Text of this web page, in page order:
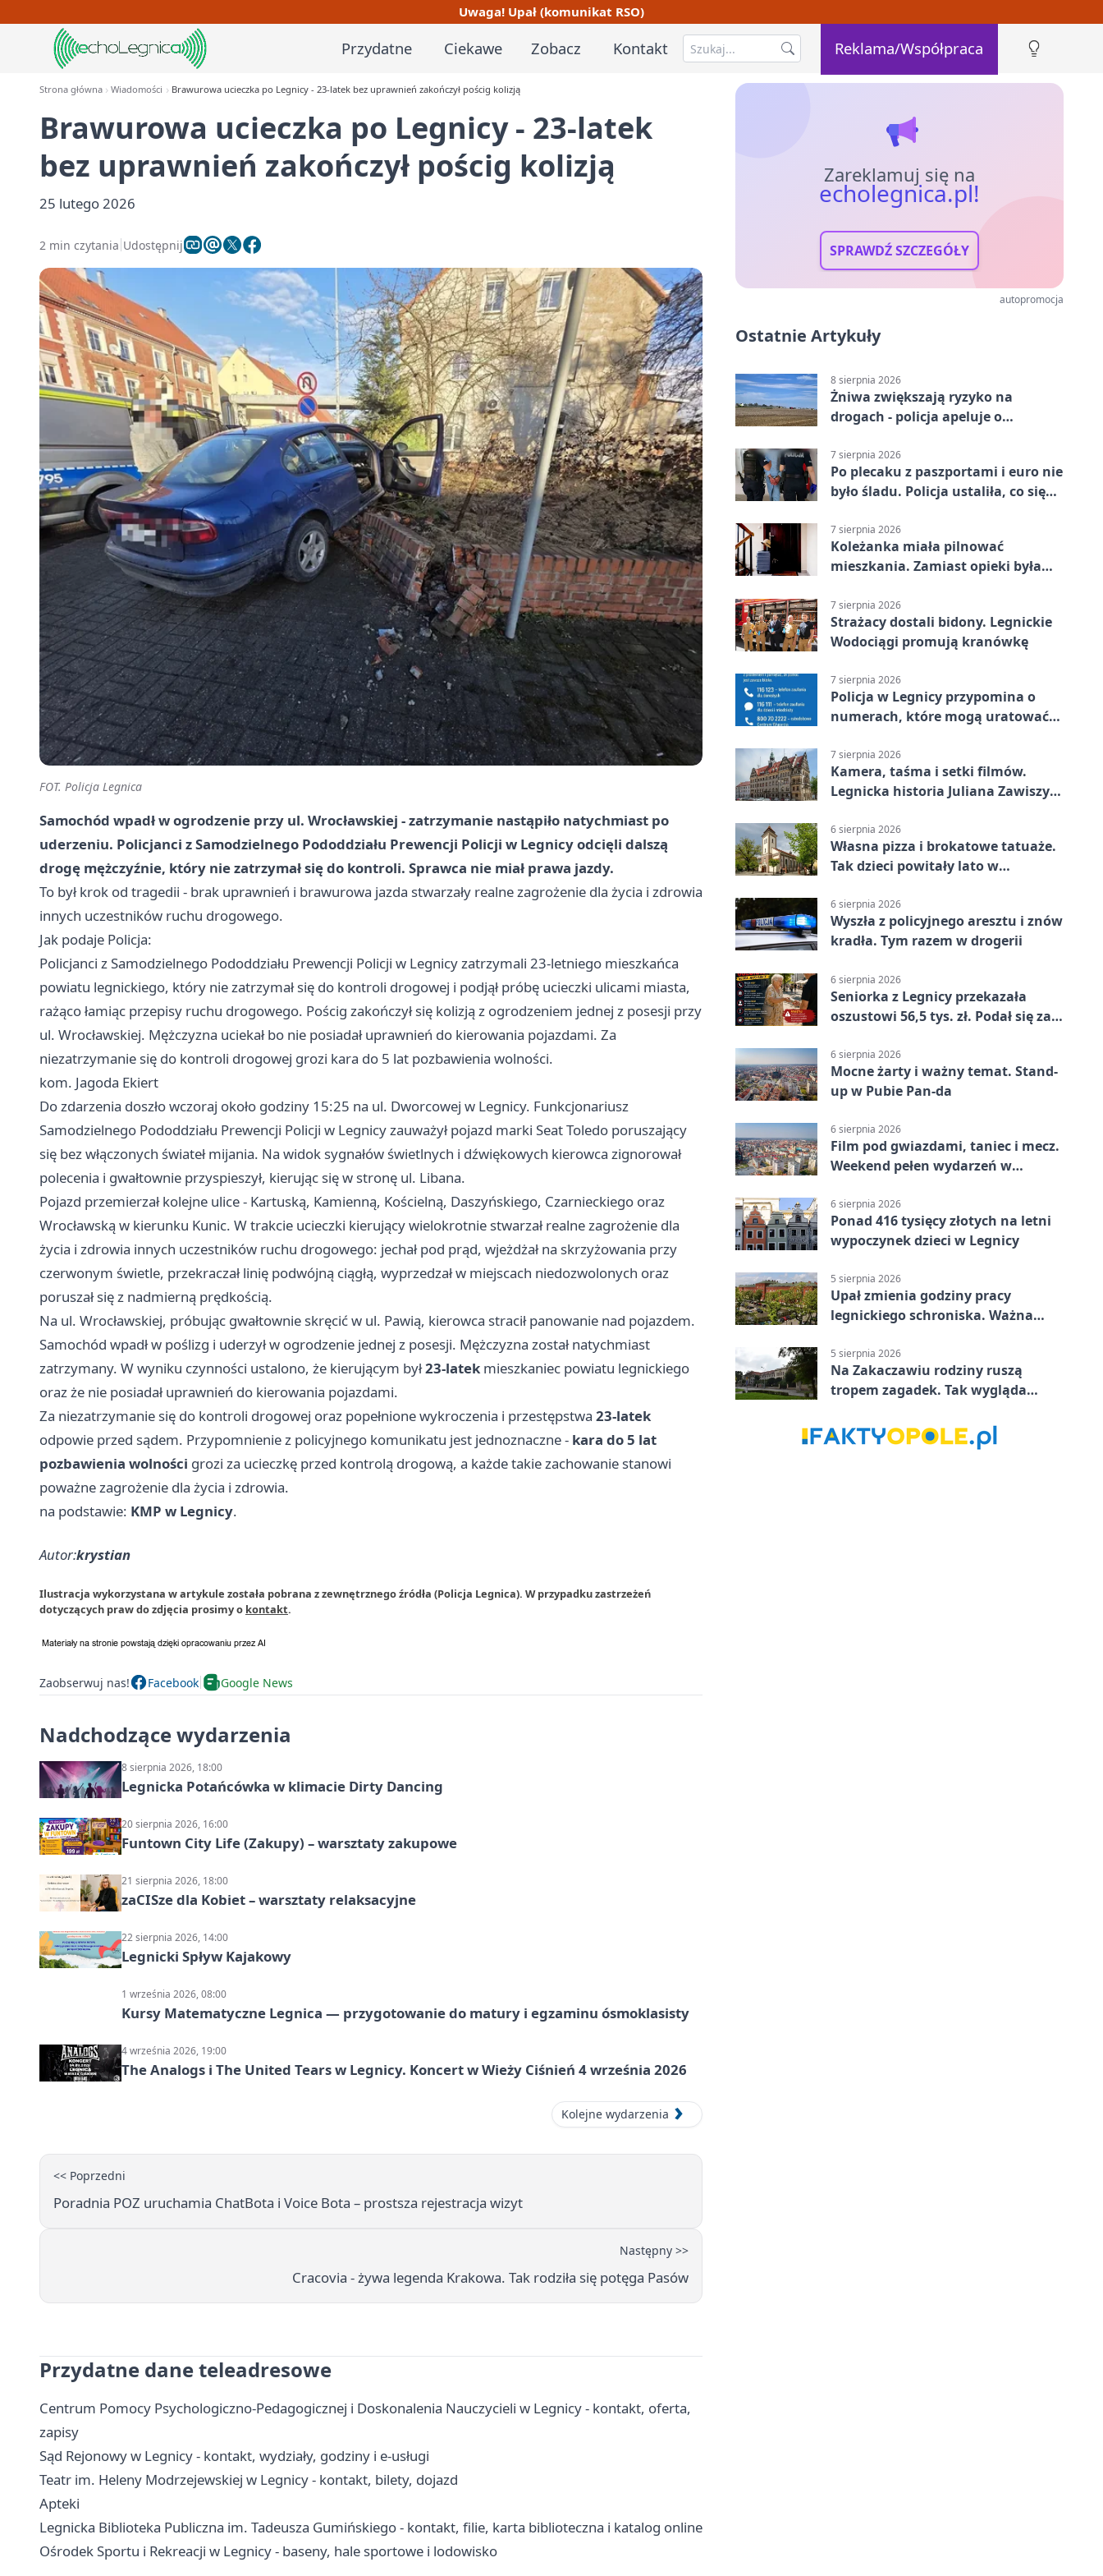
Uwaga! Upał (komunikat RSO)
Przydatne Ciekawe Zobacz Kontakt Reklama/Współpraca
Strona główna Wiadomości Brawurowa ucieczka po Legnicy - 23-latek bez uprawnień zakończył pościg kolizją
Brawurowa ucieczka po Legnicy - 23-latek
bez uprawnień zakończył pościg kolizją
25 lutego 2026
2 min czytania Udostępnij
FOT. Policja Legnica
Samochód wpadł w ogrodzenie przy ul. Wrocławskiej - zatrzymanie nastąpiło natychmiast po
uderzeniu. Policjanci z Samodzielnego Pododdziału Prewencji Policji w Legnicy odcięli dalszą
drogę mężczyźnie, który nie zatrzymał się do kontroli. Sprawca nie miał prawa jazdy.
To był krok od tragedii - brak uprawnień i brawurowa jazda stwarzały realne zagrożenie dla życia i zdrowia
innych uczestników ruchu drogowego.
Jak podaje Policja:
Policjanci z Samodzielnego Pododdziału Prewencji Policji w Legnicy zatrzymali 23-letniego mieszkańca
powiatu legnickiego, który nie zatrzymał się do kontroli drogowej i podjął próbę ucieczki ulicami miasta,
rażąco łamiąc przepisy ruchu drogowego. Pościg zakończył się kolizją z ogrodzeniem jednej z posesji przy
ul. Wrocławskiej. Mężczyzna uciekał bo nie posiadał uprawnień do kierowania pojazdami. Za
niezatrzymanie się do kontroli drogowej grozi kara do 5 lat pozbawienia wolności.
kom. Jagoda Ekiert
Do zdarzenia doszło wczoraj około godziny 15:25 na ul. Dworcowej w Legnicy. Funkcjonariusz
Samodzielnego Pododdziału Prewencji Policji w Legnicy zauważył pojazd marki Seat Toledo poruszający
się bez włączonych świateł mijania. Na widok sygnałów świetlnych i dźwiękowych kierowca zignorował
polecenia i gwałtownie przyspieszył, kierując się w stronę ul. Libana.
Pojazd przemierzał kolejne ulice - Kartuską, Kamienną, Kościelną, Daszyńskiego, Czarnieckiego oraz
Wrocławską w kierunku Kunic. W trakcie ucieczki kierujący wielokrotnie stwarzał realne zagrożenie dla
życia i zdrowia innych uczestników ruchu drogowego: jechał pod prąd, wjeżdżał na skrzyżowania przy
czerwonym świetle, przekraczał linię podwójną ciągłą, wyprzedzał w miejscach niedozwolonych oraz
poruszał się z nadmierną prędkością.
Na ul. Wrocławskiej, próbując gwałtownie skręcić w ul. Pawią, kierowca stracił panowanie nad pojazdem.
Samochód wpadł w poślizg i uderzył w ogrodzenie jednej z posesji. Mężczyzna został natychmiast
zatrzymany. W wyniku czynności ustalono, że kierującym był23-latek mieszkaniec powiatu legnickiego
oraz że nie posiadał uprawnień do kierowania pojazdami.
Za niezatrzymanie się do kontroli drogowej oraz popełnione wykroczenia i przestępstwa 23-latek
odpowie przed sądem. Przypomnienie z policyjnego komunikatu jest jednoznaczne - kara do 5 lat
pozbawienia wolności grozi za ucieczkę przed kontrolą drogową, a każde takie zachowanie stanowi
poważne zagrożenie dla życia i zdrowia.
na podstawie: KMP w Legnicy.
Autor:krystian
Ilustracja wykorzystana w artykule została pobrana z zewnętrznego źródła (Policja Legnica). W przypadku zastrzeżeń
dotyczących praw do zdjęcia prosimy o kontakt.
Zaobserwuj nas! Facebook Google News
Nadchodzące wydarzenia
8 sierpnia 2026, 18:00
Legnicka Potańcówka w klimacie Dirty Dancing
20 sierpnia 2026, 16:00
Funtown City Life (Zakupy) – warsztaty zakupowe
21 sierpnia 2026, 18:00
zaCISze dla Kobiet – warsztaty relaksacyjne
22 sierpnia 2026, 14:00
Legnicki Spływ Kajakowy
1 września 2026, 08:00
Kursy Matematyczne Legnica — przygotowanie do matury i egzaminu ósmoklasisty
4 września 2026, 19:00
The Analogs i The United Tears w Legnicy. Koncert w Wieży Ciśnień 4 września 2026
Kolejne wydarzenia
<< Poprzedni
Poradnia POZ uruchamia ChatBota i Voice Bota – prostsza rejestracja wizyt
Następny >>
Cracovia - żywa legenda Krakowa. Tak rodziła się potęga Pasów
Przydatne dane teleadresowe
Centrum Pomocy Psychologiczno-Pedagogicznej i Doskonalenia Nauczycieli w Legnicy - kontakt, oferta,
zapisy
Sąd Rejonowy w Legnicy - kontakt, wydziały, godziny i e-usługi
Teatr im. Heleny Modrzejewskiej w Legnicy - kontakt, bilety, dojazd
Apteki
Legnicka Biblioteka Publiczna im. Tadeusza Gumińskiego - kontakt, filie, karta biblioteczna i katalog online
Ośrodek Sportu i Rekreacji w Legnicy - baseny, hale sportowe i lodowisko
Zareklamuj się na
echolegnica.pl!
SPRAWDŹ SZCZEGÓŁY
autopromocja
Ostatnie Artykuły
8 sierpnia 2026
Żniwa zwiększają ryzyko na
drogach - policja apeluje o
7 sierpnia 2026
Po plecaku z paszportami i euro nie
było śladu. Policja ustaliła, co się
7 sierpnia 2026
Koleżanka miała pilnować
mieszkania. Zamiast opieki była
7 sierpnia 2026
Strażacy dostali bidony. Legnickie
Wodociągi promują kranówkę
7 sierpnia 2026
Policja w Legnicy przypomina o
numerach, które mogą uratować
7 sierpnia 2026
Kamera, taśma i setki filmów.
Legnicka historia Juliana Zawiszy
6 sierpnia 2026
Własna pizza i brokatowe tatuaże.
Tak dzieci powitały lato w
6 sierpnia 2026
Wyszła z policyjnego aresztu i znów
kradła. Tym razem w drogerii
6 sierpnia 2026
Seniorka z Legnicy przekazała
oszustowi 56,5 tys. zł. Podał się za
6 sierpnia 2026
Mocne żarty i ważny temat. Stand-
up w Pubie Pan-da
6 sierpnia 2026
Film pod gwiazdami, taniec i mecz.
Weekend pełen wydarzeń w
6 sierpnia 2026
Ponad 416 tysięcy złotych na letni
wypoczynek dzieci w Legnicy
5 sierpnia 2026
Upał zmienia godziny pracy
legnickiego schroniska. Ważna
5 sierpnia 2026
Na Zakaczawiu rodziny ruszą
tropem zagadek. Tak wygląda